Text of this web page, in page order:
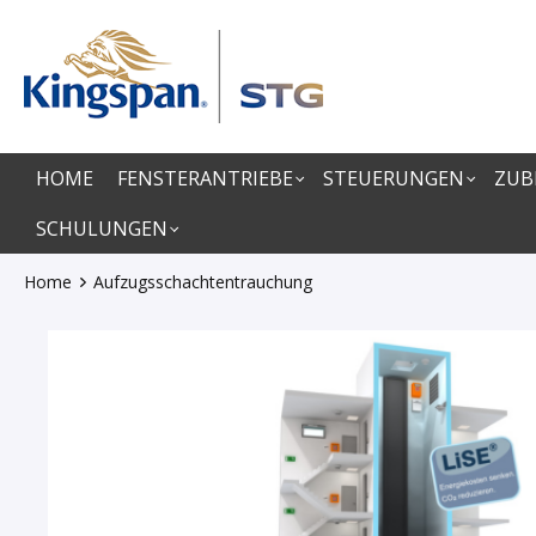
HOME FENSTERANTRIEBE STEUERUNGEN
SCHULUNGEN
Home Aufzugsschachtentrauchung